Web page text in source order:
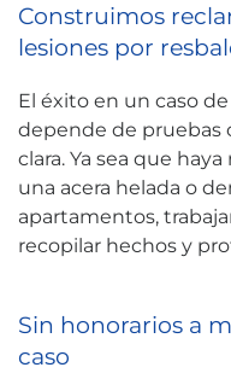
Construimos
lesiones por
El éxito en un caso
depende de pruebas
clara. Ya sea que
una acera helada o
apartamentos,
recopilar hechos y
Sin honorarios a
caso